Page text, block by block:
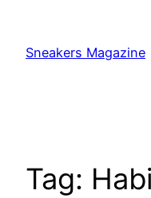
content
Sneakers Magazine
Tag: